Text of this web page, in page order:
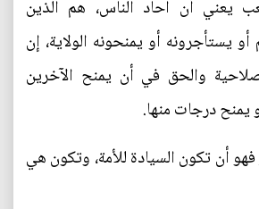
يعني أن آحاد الناس، هم الذين
يستأجرونه أو يمنحونه الولاية، إن
والحق في أن يمنح الآخرين
يمنح درجات منها.
فهو أن تكون السيادة للأمة، وتكون هي